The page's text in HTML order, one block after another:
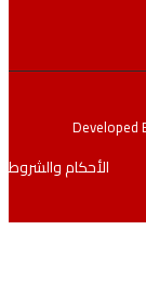
الأحكام والشروط